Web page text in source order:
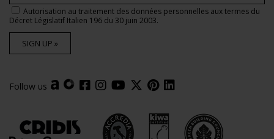
Autorisation au traitement des données personnelles aux termes du
Décret Législatif Italien 196 du 30 juin 2003.
SIGN UP »
Follow us